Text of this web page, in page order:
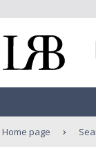
Home page